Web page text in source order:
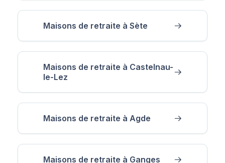
Maisons de retraite à Sète
Maisons de retraite à Castelnau-
le-Lez
Maisons de retraite à Agde
Maisons de retraite à Ganges